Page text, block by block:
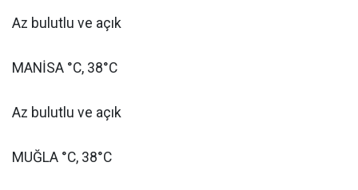
Az bulutlu ve açık
MANİSA °C, 38°C
Az bulutlu ve açık
MUĞLA °C, 38°C